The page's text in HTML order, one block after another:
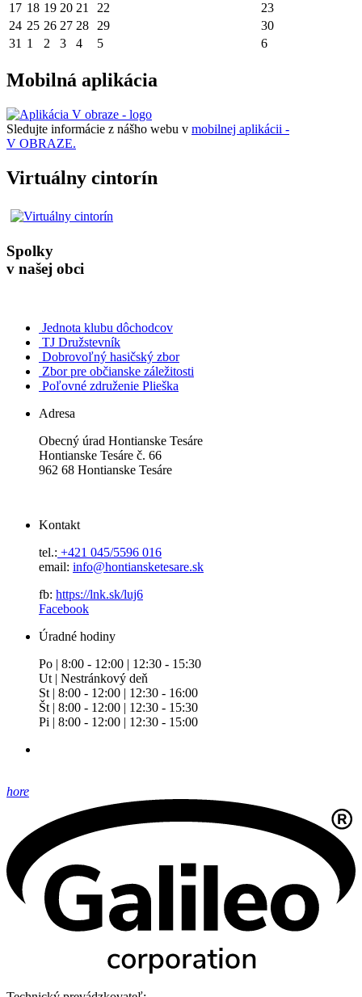
17 18 19 20 21 22
23
24 25 26 27 28 29
30
31 1 2 3 4 5 6
Mobilná aplikácia
Sledujte informácie z nášho webu v mobilnej aplikácii -
V OBRAZE.
Virtuálny cintorín
Spolky
v našej obci
Jednota klubu dôchodcov
TJ Družstevník
Dobrovoľný hasičský zbor
Zbor pre občianske záležitosti
Poľovné združenie Plieška
Adresa
Obecný úrad Hontianske Tesáre
Hontianske Tesáre č. 66
962 68 Hontianske Tesáre
Kontakt
tel.: +421 045/5596 016
email: info@hontiansketesare.sk
fb: https://lnk.sk/luj6
Facebook
Úradné hodiny
Po | 8:00 - 12:00 | 12:30 - 15:30
Ut | Nestránkový deň
St | 8:00 - 12:00 | 12:30 - 16:00
Št | 8:00 - 12:00 | 12:30 - 15:30
Pi | 8:00 - 12:00 | 12:30 - 15:00
hore